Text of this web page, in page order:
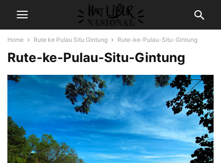
Home Rute ke Pulau Situ Gintung Rute-ke-Pulau-Situ-Gintung
Rute-ke-Pulau-Situ-Gintung